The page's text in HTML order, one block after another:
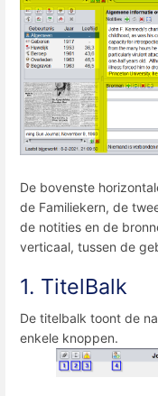
De bovenste
de Familiekern, de
de notities en de
verticaal, tussen de
1. TitelBalk
De titelbalk toont de
enkele knoppen.